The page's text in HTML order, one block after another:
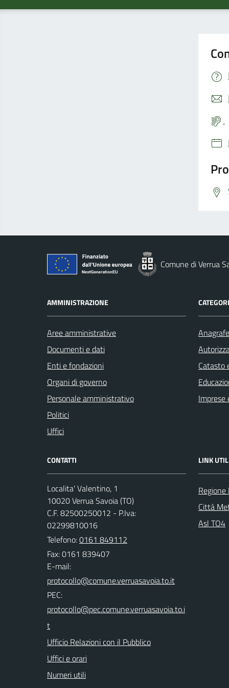
Comune di Verrua
AMMINISTRAZIONE
Aree amministrative
Documenti e dati
Enti e fondazioni
Organi di governo
Personale amministrativo
Politici
Uffici
Catasto
Imprese
CONTATTI
Localita' Valentino, 1
10020 Verrua Savoia (TO)
C.F. 82500250012 - P.Iva:
02299810016
Telefono:0161 849112
Fax: 0161 839407
E-mail:
PEC:
Ufficio Relazioni con il Pubblico
Uffici e orari
Numeri utili
LINK
Città
Asl TO4